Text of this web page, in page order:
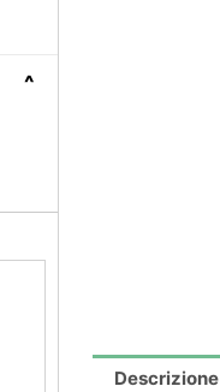
^
Descrizione